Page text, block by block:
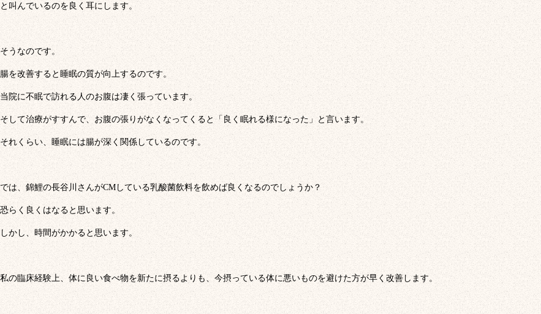
と叫んでいるのを良く耳にします。
そうなのです。
腸を改善すると睡眠の質が向上するのです。
当院に不眠で訪れる人のお腹は凄く張っています。
そして治療がすすんで、お腹の張りがなくなってくると「良く眠れる様になった」と言います。
それくらい、睡眠には腸が深く関係しているのです。
では、錦鯉の長谷川さんがCMしている乳酸菌飲料を飲めば良くなるのでしょうか？
恐らく良くはなると思います。
しかし、時間がかかると思います。
私の臨床経験上、体に良い食べ物を新たに摂るよりも、今摂っている体に悪いものを避けた方が早く改善します。